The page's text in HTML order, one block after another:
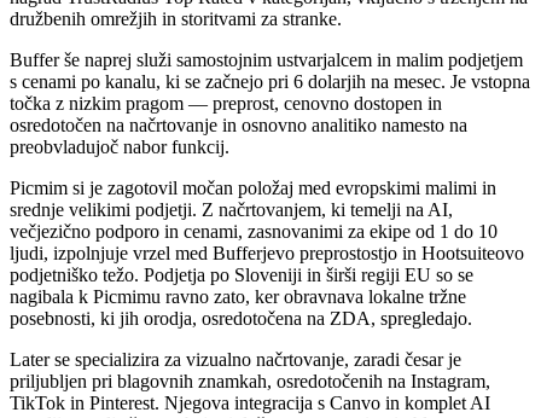
družbenih omrežjih in storitvami za stranke.
Bufferše naprej služi samostojnim ustvarjalcem in malim podjetjem
s cenami po kanalu, ki se začnejo pri 6 dolarjih na mesec. Je vstopna
točka z nizkim pragom — preprost, cenovno dostopen in
osredotočen na načrtovanje in osnovno analitiko namesto na
preobvladujoč nabor funkcij.
Picmim si je zagotovil močan položaj med evropskimi malimi in
srednje velikimi podjetji. Z načrtovanjem, ki temelji na AI,
večjezično podporo in cenami, zasnovanimi za ekipe od 1 do 10
ljudi, izpolnjuje vrzel med Bufferjevo preprostostjo in Hootsuiteovo
podjetniško težo. Podjetja po Sloveniji in širši regiji EU so se
nagibala k Picmimu ravno zato, ker obravnava lokalne tržne
posebnosti, ki jih orodja, osredotočena na ZDA, spregledajo.
Laterse specializira za vizualno načrtovanje, zaradi česar je
priljubljen pri blagovnih znamkah, osredotočenih na Instagram,
TikTok in Pinterest. Njegova integracija s Canvo in komplet AI